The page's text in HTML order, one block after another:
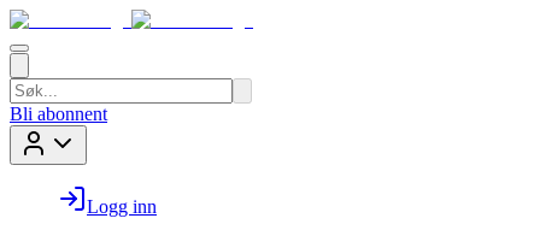
Bli abonnent
Logg inn